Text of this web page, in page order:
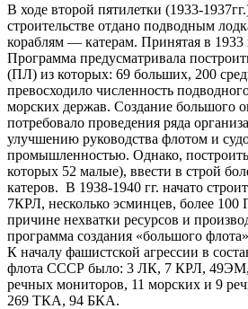
В ходе второй пятилетки (1933-
строительстве отдано подводным
кораблям — катерам. Принятая в 1933
Программа предусматривала
(ПЛ) из которых: 69 больших, 200
превосходило численность
морских держав. Создание большого
потребовало проведения ряда
улучшению руководства флотом и
промышленностью. Однако,
которых 52 малые), ввести в строй
катеров. В 1938-1940 гг. начато
7КРЛ, несколько эсминцев, более
причине нехватки ресурсов и
программа создания «большого
К началу фашистской агрессии в
флота СССР было: 3 ЛК, 7 КРЛ,
речных мониторов, 11 морских и 9
269 ТКА, 94 БКА.